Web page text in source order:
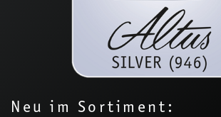
Neu im Sortiment: